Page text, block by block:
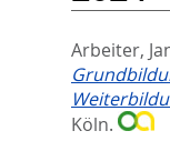
Arbeiter,
Köln.